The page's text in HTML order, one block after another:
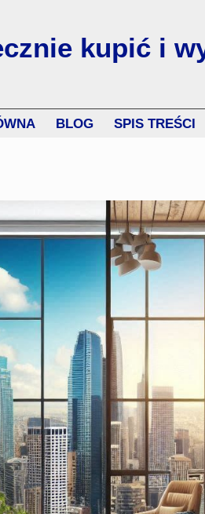
kupić i
BLOG SPIS TREŚCI